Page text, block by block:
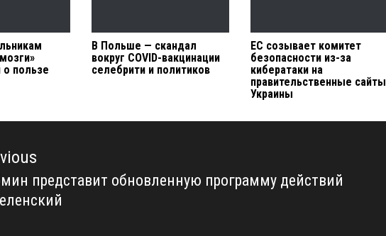
пользе
В Польше — скандал
вокруг COVID-вакцинации
селебрити и политиков
ЕС созывает комитет
безопасности из-за
кибератаки на
правительственные сайты
Украины
представит обновленную программу действий